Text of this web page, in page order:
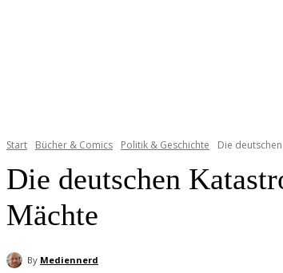
Start Bücher & Comics Politik & Geschichte Die
Die deutschen
Mächte
By Mediennerd